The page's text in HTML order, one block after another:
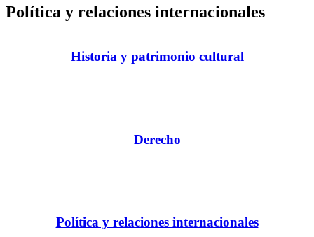
Política y relaciones internacionales
Historia y patrimonio cultural
Derecho
Política y relaciones internacionales